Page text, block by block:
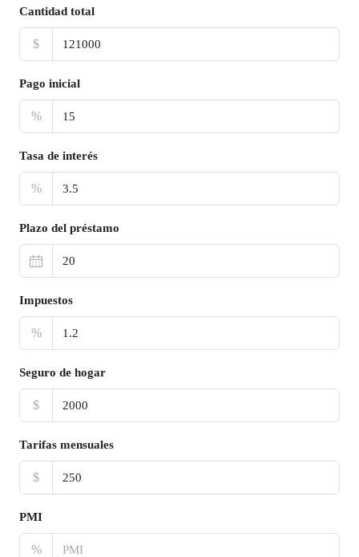
Cantidad total
$
Pago inicial
%
Tasa de interés
%
Plazo del préstamo
Impuestos
%
Seguro de hogar
$
Tarifas mensuales
$
PMI
%